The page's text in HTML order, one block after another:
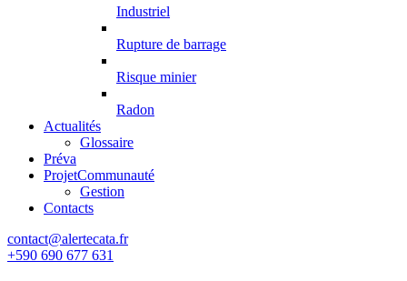
Industriel
Rupture de barrage
Risque minier
Radon
Actualités
Glossaire
Préva
ProjetCommunauté
Gestion
Contacts
rf.atacetrela@tcatnoc
+590 690 677 631